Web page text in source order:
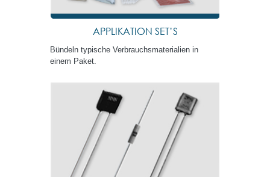
APPLIKATION SET’S
Bündeln typische Verbrauchsmaterialien in
einem Paket.